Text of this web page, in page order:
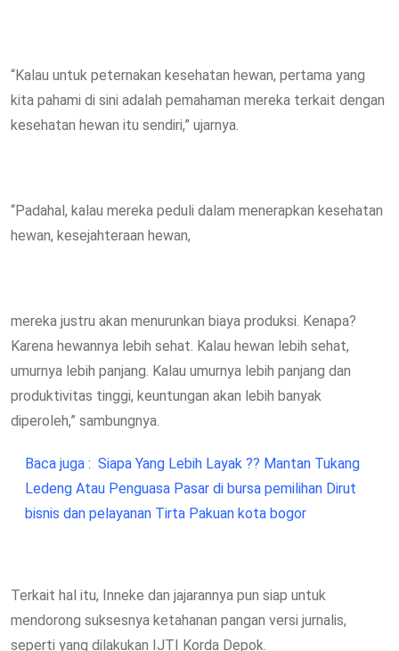
“Kalau untuk peternakan kesehatan hewan, pertama yang
kita pahami di sini adalah pemahaman mereka terkait dengan
kesehatan hewan itu sendiri,” ujarnya.
“Padahal, kalau mereka peduli dalam menerapkan kesehatan
hewan, kesejahteraan hewan,
mereka justru akan menurunkan biaya produksi. Kenapa?
Karena hewannya lebih sehat. Kalau hewan lebih sehat,
umurnya lebih panjang. Kalau umurnya lebih panjang dan
produktivitas tinggi, keuntungan akan lebih banyak
diperoleh,” sambungnya.
Baca juga : Siapa Yang Lebih Layak ?? Mantan Tukang
Ledeng Atau Penguasa Pasar di bursa pemilihan Dirut
bisnis dan pelayanan Tirta Pakuan kota bogor
Terkait hal itu, Inneke dan jajarannya pun siap untuk
mendorong suksesnya ketahanan pangan versi jurnalis,
seperti yang dilakukan IJTI Korda Depok.